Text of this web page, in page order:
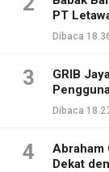
PT
Dibaca
3
GRIB
Dibaca
4
Abraham
Dekat